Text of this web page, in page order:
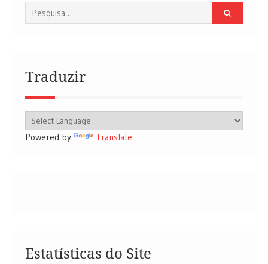
Procurar
por:
Traduzir
Powered by Translate
Estatísticas do Site